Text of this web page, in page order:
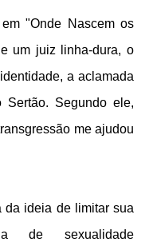
"Onde Nascem os
um juiz linha-dura, o
a aclamada
Sertão. Segundo ele,
me ajudou
da ideia de limitar sua
de sexualidade